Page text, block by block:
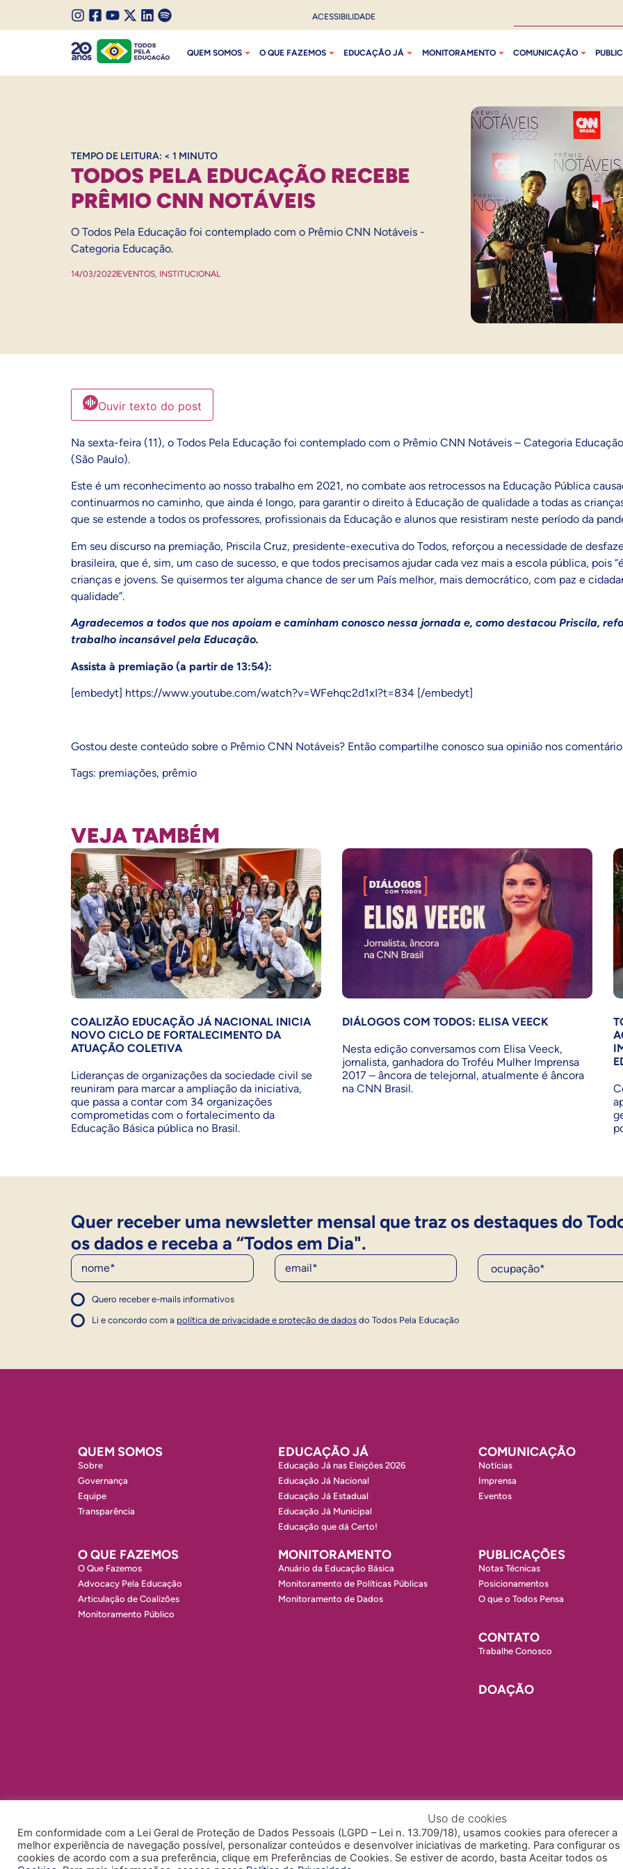
SALTAR PARA O CONTEÚDO
SALTAR PARA O MENU
I
n
s
m
F
c
Y
o
u
X
/
T
r
L
n
S
o
ACESSIBILIDADE
QUEM SOMOS O QUE FAZEMOS EDUCAÇÃO JÁ MONITORAMENTO COMUNICAÇÃO
TEMPO DE LEITURA: < 1 MINUTO
TODOS PELA EDUCAÇÃO RECEBE
PRÊMIO CNN NOTÁVEIS
O Todos Pela Educação foi contemplado com o Prêmio CNN Notáveis -
Categoria Educação.
14/03/2022 EVENTOS, INSTITUCIONAL
Ouvir texto do post
Na sexta-feira (11), o Todos Pela Educação foi contemplado com o Prêmio CNN Notáveis – Categoria
(São Paulo).
Este é um reconhecimento ao nosso trabalho em 2021, no combate aos retrocessos na Educação Pública
continuarmos no caminho, que ainda é longo, para garantir o direito à Educação de qualidade a todas as
que se estende a todos os professores, profissionais da Educação e alunos que resistiram neste período da
Em seu discurso na premiação, Priscila Cruz, presidente-executiva do Todos, reforçou a necessidade de
brasileira, que é, sim, um caso de sucesso, e que todos precisamos ajudar cada vez mais a escola pública, pois
crianças e jovens. Se quisermos ter alguma chance de ser um País melhor, mais democrático, com paz e
qualidade”.
Agradecemos a todos que nos apoiam e caminham conosco nessa jornada e, como destacou Priscila,
trabalho incansável pela Educação.
Assista à premiação (a partir de 13:54):
[embedyt] https://www.youtube.com/watch?v=WFehqc2d1xI?t=834 [/embedyt]
Gostou deste conteúdo sobre o Prêmio CNN Notáveis? Então compartilhe conosco sua opinião nos
Tags: premiações, prêmio
VEJA TAMBÉM
COALIZÃO EDUCAÇÃO JÁ NACIONAL INICIA
NOVO CICLO DE FORTALECIMENTO DA
ATUAÇÃO COLETIVA
Lideranças de organizações da sociedade civil se
reuniram para marcar a ampliação da iniciativa,
que passa a contar com 34 organizações
comprometidas com o fortalecimento da
Educação Básica pública no Brasil.
DIÁLOGOS COM TODOS: ELISA VEECK
Nesta edição conversamos com Elisa Veeck,
jornalista, ganhadora do Troféu Mulher Imprensa
2017 – âncora de telejornal, atualmente é âncora
na CNN Brasil.
Quer receber uma newsletter mensal que traz os destaques do
os dados e receba a “Todos em Dia".
Nome E-Mail Ocupação*
Quero receber e-mails informativos
1
Concordo com a política
Concordo com a política
Li e concordo com a política de privacidade e proteção de dados do Todos Pela Educação
1
QUEM SOMOS
Sobre
Governança
Equipe
Transparência
EDUCAÇÃO JÁ
Educação Já nas Eleições 2026
Educação Já Nacional
Educação Já Estadual
Educação Já Municipal
Educação que dá Certo!
COMUNICAÇÃO
Notícias
Imprensa
Eventos
O QUE FAZEMOS
O Que Fazemos
Advocacy Pela Educação
Articulação de Coalizões
Monitoramento Público
MONITORAMENTO
Anuário da Educação Básica
Monitoramento de Políticas Públicas
Monitoramento de Dados
PUBLICAÇÕES
Notas Técnicas
Posicionamentos
O que o Todos Pensa
CONTATO
Trabalhe Conosco
DOAÇÃO
POLÍTICA DE PRIVACIDADE POLÍTICA DE COOKIES ACESSIBILIDADE TRABALHE CONOSCO
Uso de cookies
Em conformidade com a Lei Geral de Proteção de Dados Pessoais (LGPD – Lei n. 13.709/18), usamos cookies para oferecer a
melhor experiência de navegação possível, personalizar conteúdos e desenvolver iniciativas de marketing. Para configurar os
cookies de acordo com a sua preferência, clique em Preferências de Cookies. Se estiver de acordo, basta Aceitar todos os